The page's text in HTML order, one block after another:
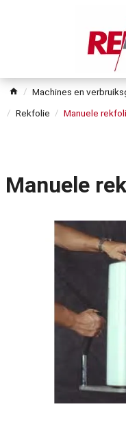
Machines en
Rekfolie
Manuele
Manuele